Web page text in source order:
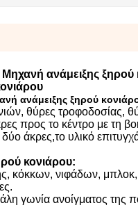
Μηχανή ανάμειξης
ανάμειξης ξηρού
θύρες
προς το κέντρο με τη
άκρες,το υλικό
κονιάρου:
κόκκων, νιφάδων,
γωνία ανοίγματος της